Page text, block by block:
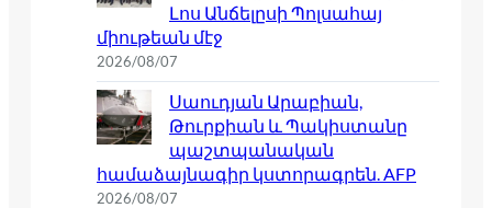
Լոս Անճելըսի Պոլսահայ
միութեան մէջ
2026/08/07
Սաուդյան Արաբիան,
Թուրքիան և Պակիստանը
պաշտպանական
համաձայնագիր կստորագրեն. AFP
2026/08/07